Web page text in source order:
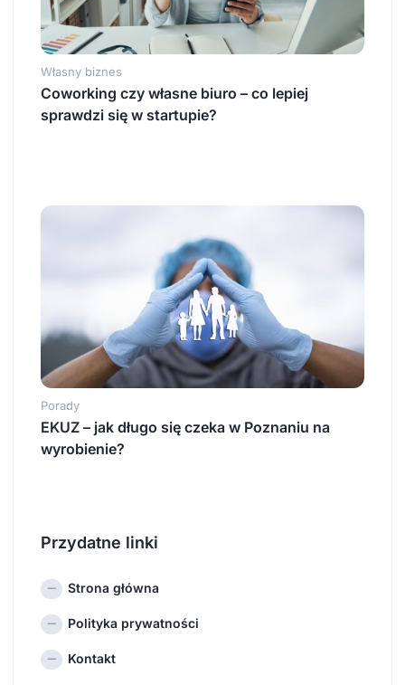
Własny biznes
Coworking czy własne biuro – co lepiej
sprawdzi się w startupie?
Porady
EKUZ – jak długo się czeka w Poznaniu na
wyrobienie?
Przydatne linki
Strona główna
Polityka prywatności
Kontakt